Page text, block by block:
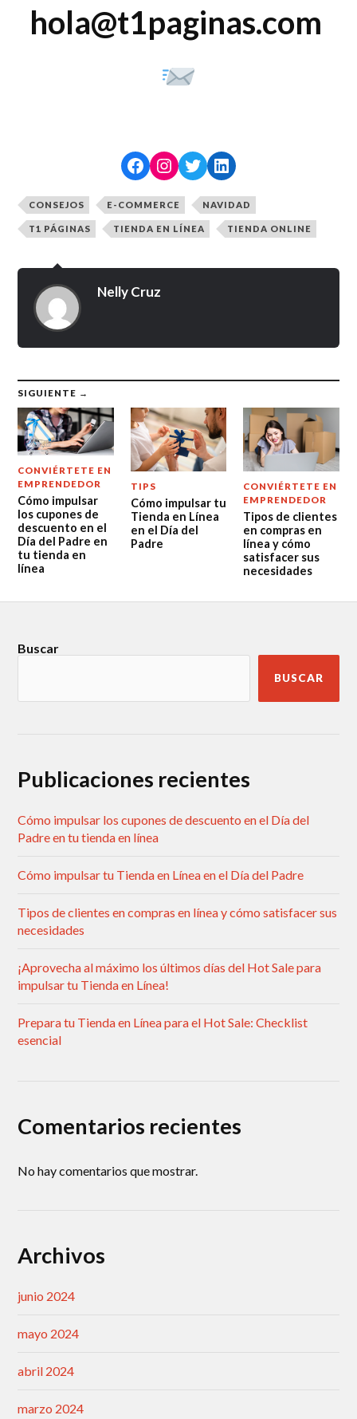
hola@t1paginas.com
CONSEJOS E-COMMERCE NAVIDAD
T1 PÁGINAS TIENDA EN LÍNEA TIENDA ONLINE
Nelly Cruz
SIGUIENTE →
CONVIÉRTETE EN
EMPRENDEDOR
Cómo impulsar
los cupones de
descuento en el
Día del Padre en
tu tienda en
línea
TIPS
Cómo impulsar tu
Tienda en Línea
en el Día del
Padre
CONVIÉRTETE EN
EMPRENDEDOR
Tipos de clientes
en compras en
línea y cómo
satisfacer sus
necesidades
Buscar
BUSCAR
Publicaciones recientes
Cómo impulsar los cupones de descuento en el Día del
Padre en tu tienda en línea
Cómo impulsar tu Tienda en Línea en el Día del Padre
Tipos de clientes en compras en línea y cómo satisfacer sus
necesidades
¡Aprovecha al máximo los últimos días del Hot Sale para
impulsar tu Tienda en Línea!
Prepara tu Tienda en Línea para el Hot Sale: Checklist
esencial
Comentarios recientes
No hay comentarios que mostrar.
Archivos
junio 2024
mayo 2024
abril 2024
marzo 2024